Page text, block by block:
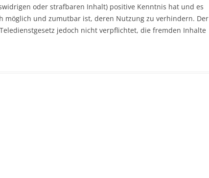
oder strafbaren Inhalt) positive Kenntnis hat und es
möglich und zumutbar ist, deren Nutzung zu verhindern. Der
jedoch nicht verpflichtet, die fremden Inhalte